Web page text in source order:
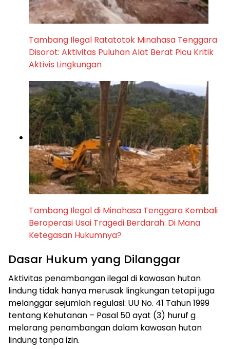
Tambang Ilegal Ratatotok Minahasa Tenggara
Disorot: Aktivitas Puluhan Alat Berat Picu Kritik
Aktivis Lingkungan
Tambang Ilegal di Minahasa Tenggara Kembali
Beroperasi Usai Tragedi Berdarah: Di Mana
Ketegasan Hukumnya?
Dasar Hukum yang Dilanggar
Aktivitas penambangan ilegal di kawasan hutan
lindung tidak hanya merusak lingkungan tetapi juga
melanggar sejumlah regulasi: UU No. 41 Tahun 1999
tentang Kehutanan – Pasal 50 ayat (3) huruf g
melarang penambangan dalam kawasan hutan
lindung tanpa izin.